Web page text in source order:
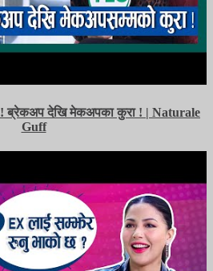
! ब्रेकअप देखि मेकअपका कुरा ! | Naturale
Guff